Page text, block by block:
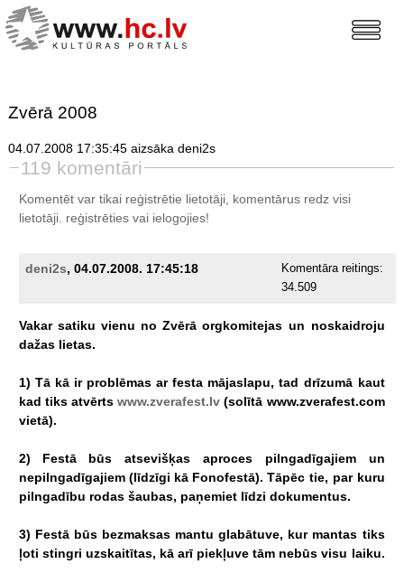
Zvērā 2008
04.07.2008 17:35:45 aizsāka deni2s
119 komentāri
Komentēt var tikai reģistrētie lietotāji, komentārus redz visi
lietotāji. reģistrētiesvai ielogojies!
deni2s, 04.07.2008. 17:45:18
Komentāra reitings:
34.509
Vakar satiku vienu no Zvērā orgkomitejas un noskaidroju
dažas lietas.
1) Tā kā ir problēmas ar festa mājaslapu, tad drīzumā kaut
kad tiks atvērts www.zverafest.lv (solītā www.zverafest.com
vietā).
2) Festā būs atsevišķas aproces pilngadīgajiem
un
nepilngadīgajiem (līdzīgi kā Fonofestā). Tāpēc tie, par kuru
pilngadību rodas šaubas, paņemiet līdzi dokumentus.
3) Festā būs bezmaksas mantu glabātuve, kur mantas tiks
ļoti stingri uzskaitītas, kā arī piekļuve tām nebūs visu laiku.